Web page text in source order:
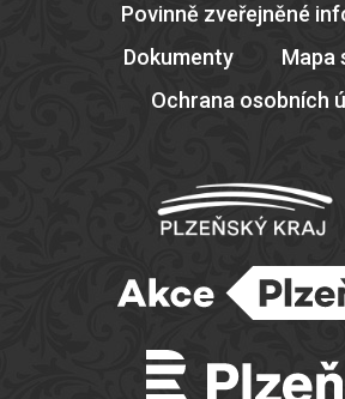
Povinně zveřejněné
Dokumenty
Mapa
Ochrana osobních